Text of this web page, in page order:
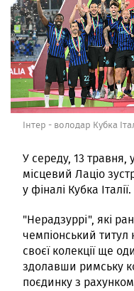
Інтер - володар Кубка
У середу, 13 травня,
місцевий Лаціо
у фіналі Кубка Італії.
"Нерадзуррі", які
чемпіонський
своєї колекції ще
здолавши римську
поєдинку з